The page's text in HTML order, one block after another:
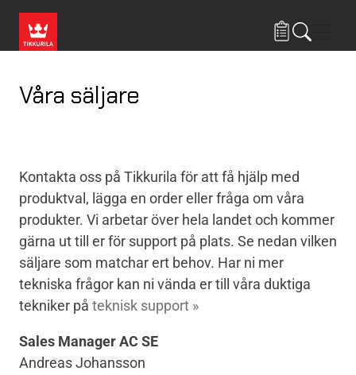
Våra säljare
Kontakta oss på Tikkurila för att få hjälp med
produktval, lägga en order eller fråga om våra
produkter. Vi arbetar över hela landet och kommer
gärna ut till er för support på plats. Se nedan vilken
säljare som matchar ert behov. Har ni mer
tekniska frågor kan ni vända er till våra duktiga
tekniker på teknisk support »
Sales Manager AC SE
Andreas Johansson